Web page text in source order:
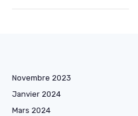
Novembre 2023
Janvier 2024
Mars 2024